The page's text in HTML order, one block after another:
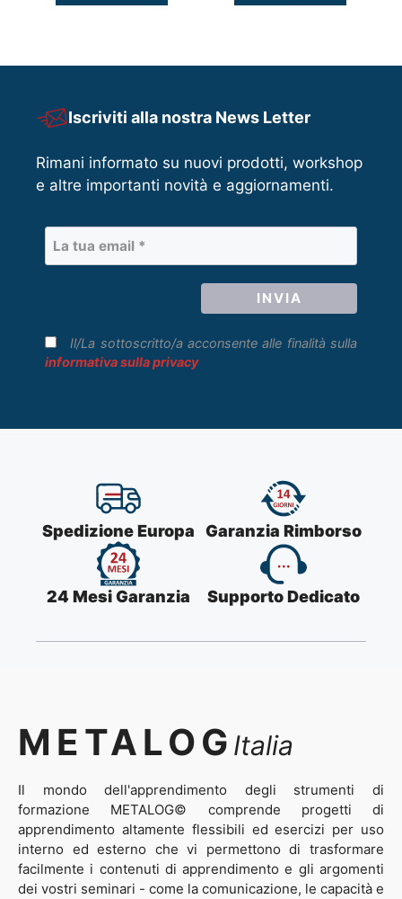
Iscriviti alla nostra News Letter
Rimani informato su nuovi prodotti, workshop
e altre importanti novità e aggiornamenti.
Il/La sottoscritto/a acconsente alle finalità sulla
informativa sulla privacy
Spedizione Europa Garanzia Rimborso
24 Mesi Garanzia Supporto Dedicato
METALOG Italia
Il mondo dell'apprendimento degli strumenti di
formazione METALOG© comprende progetti di
apprendimento altamente flessibili ed esercizi per uso
interno ed esterno che vi permettono di trasformare
facilmente i contenuti di apprendimento e gli argomenti
dei vostri seminari - come la comunicazione, le capacità e